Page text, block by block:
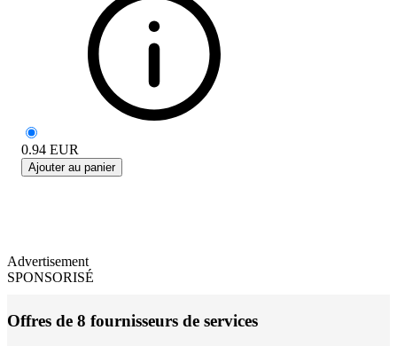
0.94 EUR
Ajouter au panier
Advertisement
SPONSORISÉ
Offres de 8 fournisseurs de services